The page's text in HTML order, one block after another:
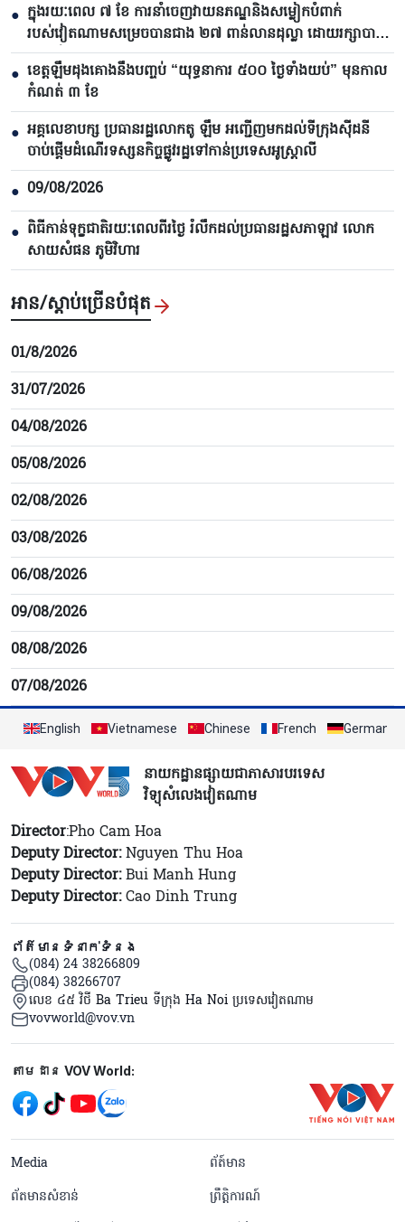
● ក្នុងរយៈពេល ៧ ខែ ការនាំចេញវាយនភណ្ឌនិងសម្លៀកបំពាក់
របស់វៀតណាមសម្រេចបានជាង ២៧ ពាន់លានដុល្លា ដោយរក្សាបាន
សន្ទុះកំណើន
● ខេត្តឡឹមដុងគោងនឹងបញ្ចប់ “យុទ្ធនាការ ៥០០ ថ្ងៃទាំងយប់” មុនកាល
កំណត់ ៣ ខែ
● អគ្គលេខាបក្ស ប្រធានរដ្ឋលោកតូ ឡឹម អញ្ជើញមកដល់ទីក្រុងស៊ីដនី
ចាប់ផ្តើមដំណើរទស្សនកិច្ចផ្លូវរដ្ឋទៅកាន់ប្រទេសអូស្ត្រាលី
● 09/08/2026
● ពិធីកាន់ទុក្ខជាតិរយៈពេលពីរថ្ងៃ រំលឹកដល់ប្រធានរដ្ឋសភាឡាវ លោក
សាយសំផន ភូមិវិហារ
អាន/ស្តាប់ច្រើនបំផុត
01/8/2026
31/07/2026
04/08/2026
05/08/2026
02/08/2026
03/08/2026
06/08/2026
09/08/2026
08/08/2026
07/08/2026
English Vietnamese Chinese French German
នាយកដ្ឋានផ្សាយជាភាសារបរទេស
វិទ្យុសំលេងវៀតណាម
Director:Pho Cam Hoa
Deputy Director:Nguyen Thu Hoa
Deputy Director:Bui Manh Hung
Deputy Director:Cao Dinh Trung
ព័ត៌មានទំនាក់ទំនង
(084) 24 38266809
(084) 38266707
លេខ ៤៥ វិថី Ba Trieu ទីក្រុង Ha Noi ប្រទេសវៀតណាម
vovworld@vov.vn
Mạng xã hội
តាមដាន VOV World:
menu footer tiếng Khmer
Media
ព័ត៍មាន
ព័តមានសំខាន់
ព្រឹត្តិការណ៍